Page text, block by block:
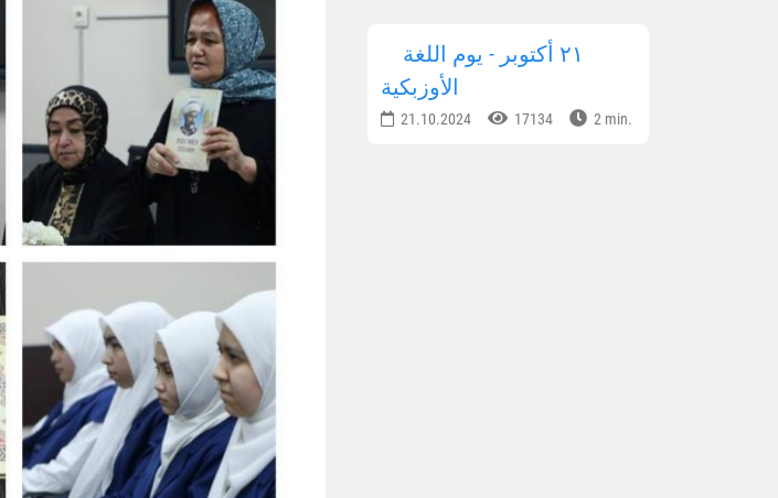
الأوزبكية
21.10.2024 17134 2 min.